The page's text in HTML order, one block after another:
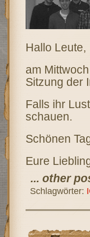
Hallo Leute,
am
Sitzung der
Falls ihr
schauen.
Schönen
Eure
... other
Schlagwörter: